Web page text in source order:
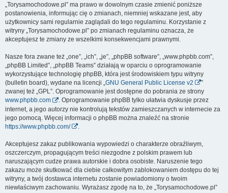
„Torysamochodowe.pl” ma prawo w dowolnym czasie zmienić poniższe
postanowienia, informując cię o zmianach, niemniej wskazane jest, aby
użytkownicy sami regularnie zaglądali do tego regulaminu. Korzystanie z
witryny „Torysamochodowe.pl” po zmianach regulaminu oznacza, że
akceptujesz te zmiany ze wszelkimi konsekwencjami prawnymi.
Nasze fora zwane też „one”, „ich”, „je”, „phpBB software”, „www.phpbb.com”,
„phpBB Limited”, „phpBB Teams” działają w oparciu o oprogramowanie
wykorzystujące technologię phpBB, która jest środowiskiem typu witryny
(bulletin board), wydane na licencji „GNU General Public License v2
”
zwanej też „GPL”. Oprogramowanie jest dostępne do pobrania ze strony
www.phpbb.com
. Oprogramowanie phpBB tylko ułatwia dyskusje przez
internet, a jego autorzy nie kontrolują tekstów zamieszczanych w internecie za
jego pomocą. Więcej informacji o phpBB można znaleźć na stronie
https://www.phpbb.com/
Akceptujesz zakaz publikowania wypowiedzi o charakterze obraźliwym,
oszczerczym, propagującym treści niezgodne z polskim prawem lub
naruszającym cudze prawa autorskie i dobra osobiste. Naruszenie tego
zakazu może skutkować dla ciebie całkowitym zablokowaniem dostępu do tej
witryny, a twój dostawca internetu zostanie powiadomiony o twoim
niewłaściwym zachowaniu. Wyrażasz zgodę na to, że „Torysamochodowe.pl”